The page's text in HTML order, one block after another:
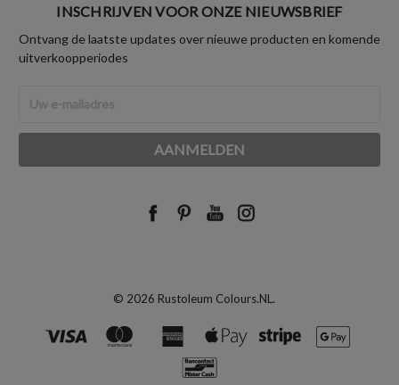
INSCHRIJVEN VOOR ONZE NIEUWSBRIEF
Ontvang de laatste updates over nieuwe producten en komende
uitverkoopperiodes
mailadres
© 2026 Rustoleum Colours.NL.